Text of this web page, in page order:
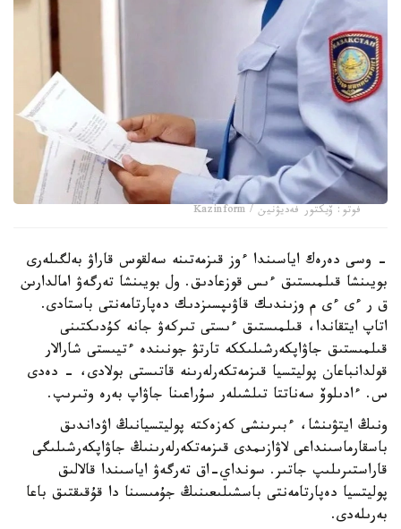
فوتو: ۆيكتور فەديۋنين / Kazinform
- وسى دەرەك اياسىندا ءوز قىزمەتىنە سەلقوس قاراۋ بەلگىلەرى
بويىنشا قىلمىستىق ءىس قوزعادىق. ول بويىنشا تەرگەۋ امالدارىن
ق ر ءى ءى م وزىندىك قاۋىپسىزدىك دەپارتامەنتى باستادى.
اتاپ ايتقاندا، قىلمىستىق ءىستى تىركەۋ جانە كۇدىكتىنى
قىلمىستىق جاۋاپكەرشىلىككە تارتۋ جونىندە ءتيىستى شارالار
قولدانباعان پوليتسيا قىزمەتكەرلەرىنە قاتىستى بولادى، - دەدى
س. ءادىلوۆ سەناتتا تىلشىلەر سۇراعىنا جاۋاپ بەرە وتىرىپ.
ونىڭ ايتۋىنشا، ءبىرىنشى كەزەكتە پوليتسيانىڭ اۋداندىق
باسقارماسىنداعى لاۋازىمدى قىزمەتكەرلەرىنىڭ جاۋاپكەرشىلىگى
قاراستىرىلىپ جاتىر. سونداي-اق تەرگەۋ اياسىندا قالالىق
پوليتسيا دەپارتامەنتى باسشىلىعىنىڭ جۇمىسىنا دا قۇقىقتىق باعا
بەرىلەدى.